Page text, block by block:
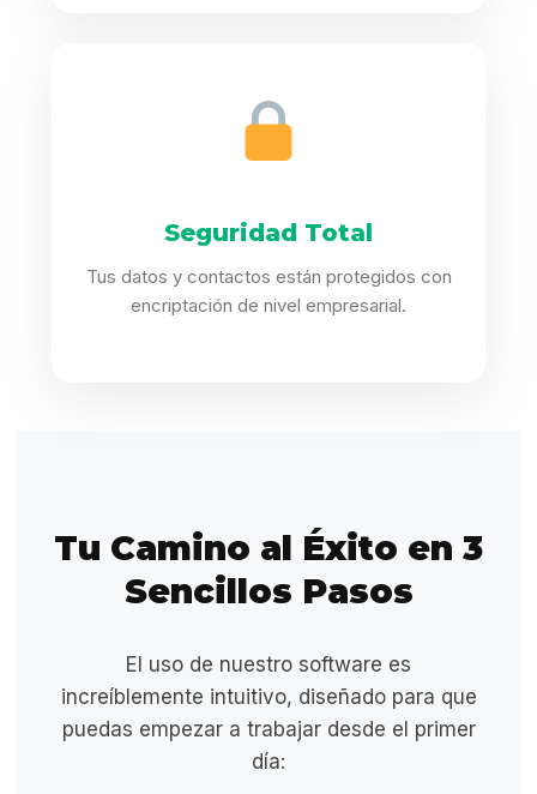
Seguridad Total
Tus datos y contactos están protegidos con
encriptación de nivel empresarial.
Tu Camino al Éxito en 3
Sencillos Pasos
El uso de nuestro software es
increíblemente intuitivo, diseñado para que
puedas empezar a trabajar desde el primer
día: